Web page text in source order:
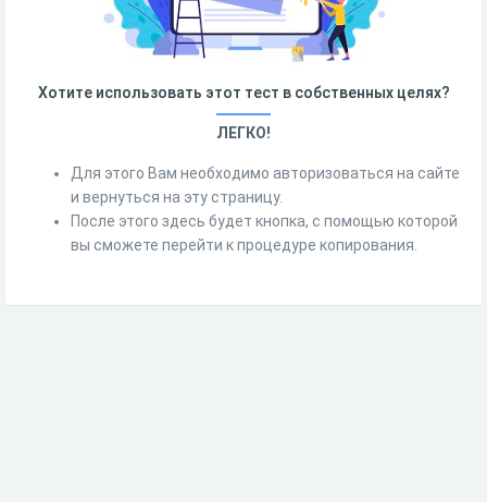
Хотите использовать этот тест в собственных целях?
ЛЕГКО!
Для этого Вам необходимо авторизоваться на сайте
и вернуться на эту страницу.
После этого здесь будет кнопка, с помощью которой
вы сможете перейти к процедуре копирования.